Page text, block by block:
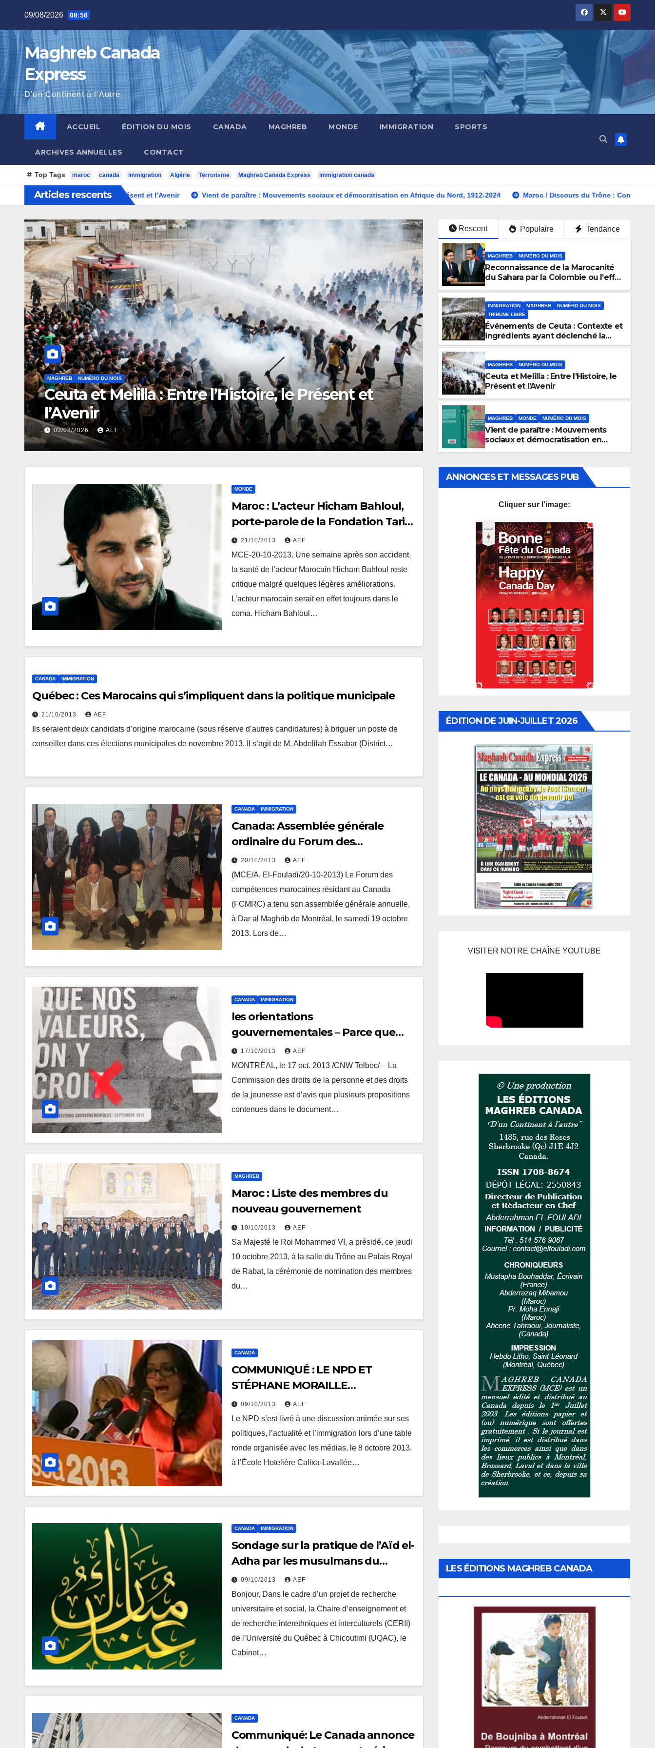
content
09/08/2026 08:58
Maghreb Canada
Express
D'un Continent à l'Autre
ACCUEIL ÉDITION DU MOIS CANADA MAGHREB MONDE IMMIGRATION SPORTS
ARCHIVES ANNUELLES CONTACT
Top Tags maroc canada immigration Algérie Terrorisme Maghreb Canada Express immigration canada
Articles rescents
l’Histoire, le Présent et l’Avenir Vient de paraître : Mouvements sociaux et démocratisation en Afrique du Nord, 1912-2024 Maroc / Discours du Trône : Consolidation des acquis,
MAGHREB MONDE NUMÉRO DU MOIS
Vient de paraître : Mouvements sociaux et
démocratisation en Afrique du Nord, 1912-2024
03/08/2026 AEF
MAGHREB MONDE NUMÉRO DU MOIS
Maroc / Discours du Trône :
acquis, résilience
d’une souveraineté
29/07/2026 AEF
Rescent Populaire Tendance
MAGHREB NUMÉRO DU MOIS
Reconnaissance de la Marocanité
du Sahara par la Colombie ou l’effet
IMMIGRATION MAGHREB
NUMÉRO DU MOIS
TRIBUNE LIBRE
Événements de Ceuta : Contexte et
ingrédients ayant déclenché la
crise
MAGHREB NUMÉRO DU MOIS
Ceuta et Melilla : Entre l’Histoire, le
Présent et l’Avenir
MAGHREB MONDE NUMÉRO DU MOIS
Vient de paraître : Mouvements
sociaux et démocratisation en
MONDE
Maroc : L’acteur Hicham Bahloul,
porte-parole de la Fondation Tarik
Essalama, victime d’un grave
accident de la circulation
21/10/2013 AEF
MCE-20-10-2013. Une semaine après son accident,
la santé de l’acteur Marocain Hicham Bahloul reste
critique malgré quelques légères améliorations.
L’acteur marocain serait en effet toujours dans le
coma. Hicham Bahloul…
CANADA IMMIGRATION
Québec : Ces Marocains qui s’impliquent dans la politique municipale
21/10/2013 AEF
Ils seraient deux candidats d’origine marocaine (sous réserve d’autres candidatures) à briguer un poste de
conseiller dans ces élections municipales de novembre 2013. Il s’agit de M. Abdelilah Essabar (District…
CANADA IMMIGRATION
Canada: Assemblée générale
ordinaire du Forum des
Compétences Marocaines résidant
au Canada (FCMRC)
20/10/2013 AEF
(MCE/A. El-Fouladi/20-10-2013) Le Forum des
compétences marocaines résidant au Canada
(FCMRC) a tenu son assemblée générale annuelle,
à Dar al Maghrib de Montréal, le samedi 19 octobre
2013. Lors de…
CANADA IMMIGRATION
les orientations
gouvernementales – Parce que
nos valeurs on y croit –
compromettent les libertés et
droits fondamentaux selon la
CDPDJ
17/10/2013 AEF
MONTRÉAL, le 17 oct. 2013 /CNW Telbec/ – La
Commission des droits de la personne et des droits
de la jeunesse est d’avis que plusieurs propositions
contenues dans le document…
MAGHREB
Maroc : Liste des membres du
nouveau gouvernement
10/10/2013 AEF
Sa Majesté le Roi Mohammed VI, a présidé, ce jeudi
10 octobre 2013, à la salle du Trône au Palais Royal
de Rabat, la cérémonie de nomination des membres
du…
CANADA
COMMUNIQUÉ : LE NPD ET
STÉPHANE MORAILLE
RENCONTRENT LES MÉDIAS
09/10/2013 AEF
Le NPD s’est livré à une discussion animée sur ses
politiques, l’actualité et l’immigration lors d’une table
ronde organisée avec les médias, le 8 octobre 2013,
à l’École Hotelière Calixa-Lavallée…
CANADA IMMIGRATION
Sondage sur la pratique de l’Aïd el-
Adha par les musulmans du
Québec
09/10/2013 AEF
Bonjour, Dans le cadre d’un projet de recherche
universitaire et social, la Chaire d’enseignement et
de recherche interethniques et interculturels (CERII)
de l’Université du Québec à Chicoutimi (UQAC), le
Cabinet…
CANADA
Communiqué: Le Canada annonce
ANNONCES ET MESSAGES PUB
Cliquer sur l'image:
ÉDITION DE JUIN-JUILLET 2026
VISITER NOTRE CHAÎNE YOUTUBE
LES ÉDITIONS MAGHREB CANADA